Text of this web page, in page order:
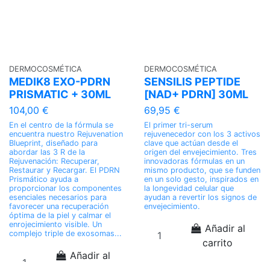
DERMOCOSMÉTICA
MEDIK8 EXO-PDRN
PRISMATIC + 30ML
104,00 €
En el centro de la fórmula se
encuentra nuestro Rejuvenation
Blueprint, diseñado para
abordar las 3 R de la
Rejuvenación: Recuperar,
Restaurar y Recargar. El PDRN
Prismático ayuda a
proporcionar los componentes
esenciales necesarios para
favorecer una recuperación
óptima de la piel y calmar el
enrojecimiento visible. Un
complejo triple de exosomas...
Añadir al
DERMOCOSMÉTICA
SENSILIS PEPTIDE
[NAD+ PDRN] 30ML
69,95 €
El primer tri-serum
rejuvenecedor con los 3 activos
clave que actúan desde el
origen del envejecimiento. Tres
innovadoras fórmulas en un
mismo producto, que se funden
en un solo gesto, inspirados en
la longevidad celular que
ayudan a revertir los signos de
envejecimiento.
Añadir al
carrito